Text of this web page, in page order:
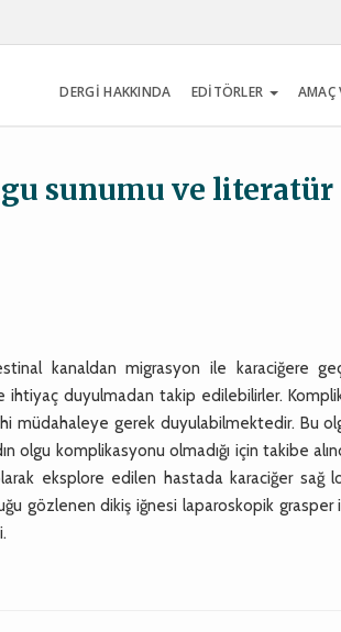
DERGİ HAKKINDA EDİTÖRLER AMAÇ
sunumu ve literatür
kanaldan migrasyon ile karaciğere
ihtiyaç duyulmadan takip edilebilirler.
müdahaleye gerek duyulabilmektedir. Bu
olgu komplikasyonu olmadığı için takibe
eksplore edilen hastada karaciğer sağ
gözlenen dikiş iğnesi laparoskopik grasper